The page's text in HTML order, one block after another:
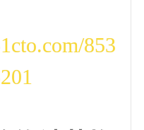
853